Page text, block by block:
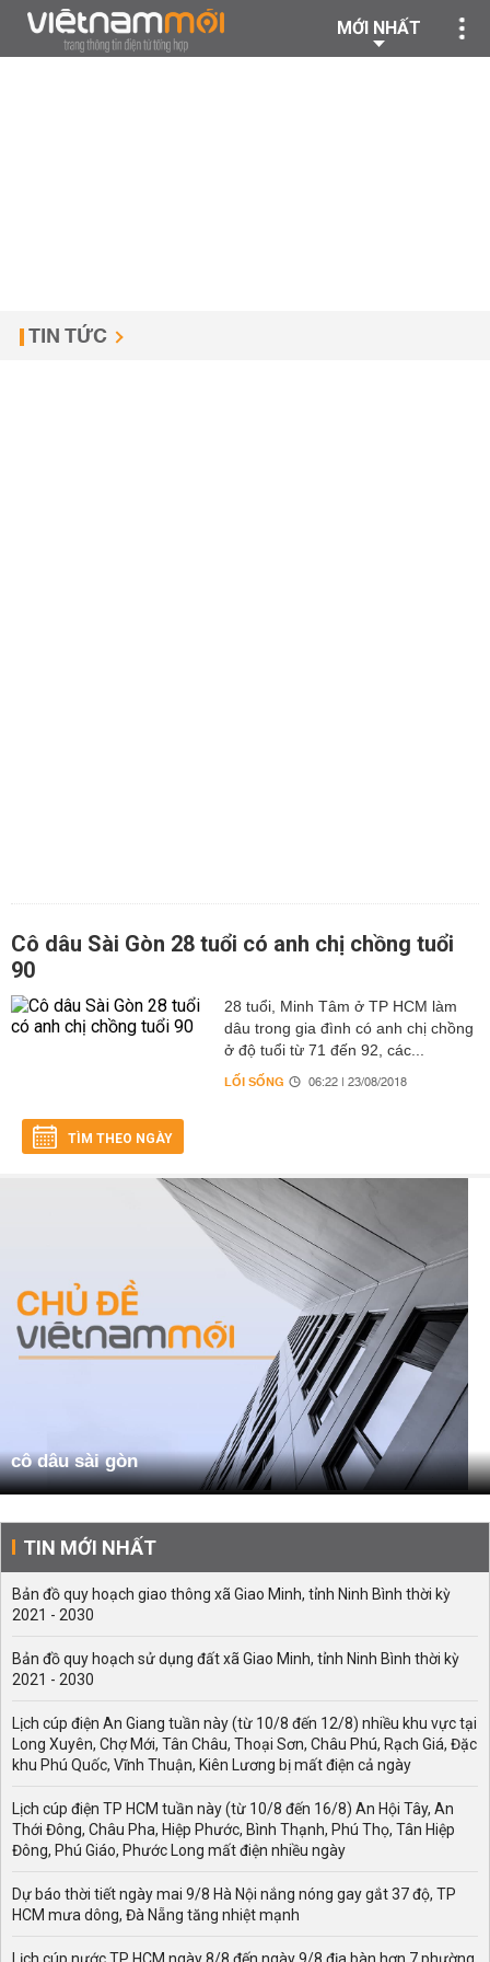
MỚI NHẤT
TIN TỨC
Cô dâu Sài Gòn 28 tuổi có anh chị chồng tuổi
90
28 tuổi, Minh Tâm ở TP HCM làm
dâu trong gia đình có anh chị chồng
ở độ tuổi từ 71 đến 92, các...
LỐI SỐNG 06:22 | 23/08/2018
TÌM THEO NGÀY
cô dâu sài gòn
TIN MỚI NHẤT
Bản đồ quy hoạch giao thông xã Giao Minh, tỉnh Ninh Bình thời kỳ
2021 - 2030
Bản đồ quy hoạch sử dụng đất xã Giao Minh, tỉnh Ninh Bình thời kỳ
2021 - 2030
Lịch cúp điện An Giang tuần này (từ 10/8 đến 12/8) nhiều khu vực tại
Long Xuyên, Chợ Mới, Tân Châu, Thoại Sơn, Châu Phú, Rạch Giá, Đặc
khu Phú Quốc, Vĩnh Thuận, Kiên Lương bị mất điện cả ngày
Lịch cúp điện TP HCM tuần này (từ 10/8 đến 16/8) An Hội Tây, An
Thới Đông, Châu Pha, Hiệp Phước, Bình Thạnh, Phú Thọ, Tân Hiệp
Đông, Phú Giáo, Phước Long mất điện nhiều ngày
Dự báo thời tiết ngày mai 9/8 Hà Nội nắng nóng gay gắt 37 độ, TP
HCM mưa dông, Đà Nẵng tăng nhiệt mạnh